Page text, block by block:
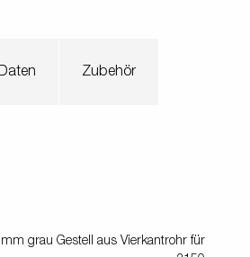
Zubehör
grau Gestell aus Vierkantrohr für